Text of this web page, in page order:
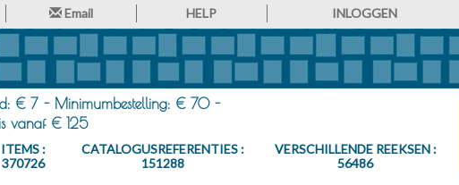
Email HELP INLOGGEN
€ 7 - Minimumbestelling: € 70 -
vanaf € 125
ITEMS :
370726
CATALOGUSREFERENTIES :
151288
VERSCHILLENDE REEKSEN :
56486